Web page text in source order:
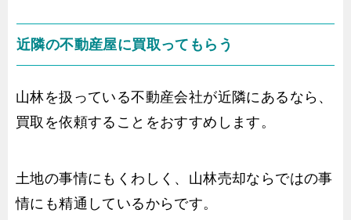
近隣の不動産屋に買取ってもらう
山林を扱っている不動産会社が近隣にあるなら、
買取を依頼することをおすすめします。
土地の事情にもくわしく、山林売却ならではの事
情にも精通しているからです。